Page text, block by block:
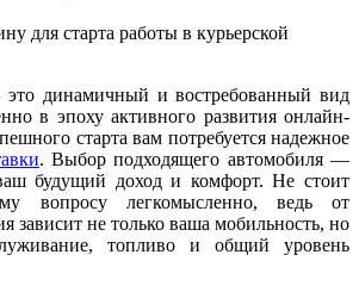
динамичный и востребованный вид
в эпоху активного развития онлайн-
старта вам потребуется надежное
. Выбор подходящего автомобиля —
будущий доход и комфорт. Не стоит
вопросу легкомысленно, ведь от
зависит не только ваша мобильность, но
топливо и общий уровень